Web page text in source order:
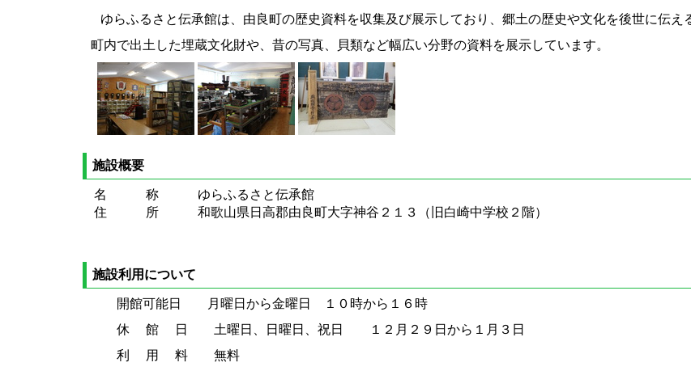
ゆらふるさと伝承館は、由良町の歴史資料を収集及び展示しており、郷土の歴史や文化を後世に伝え
町内で出土した埋蔵文化財や、昔の写真、貝類など幅広い分野の資料を展示しています。
施設概要
名 称 ゆらふるさと伝承館
住 所 和歌山県日高郡由良町大字神谷２１３（旧白崎中学校２階）
施設利用について
開館可能日 月曜日から金曜日 １０時から１６時
休 館 日 土曜日、日曜日、祝日 １２月２９日から１月３日
利 用 料 無料